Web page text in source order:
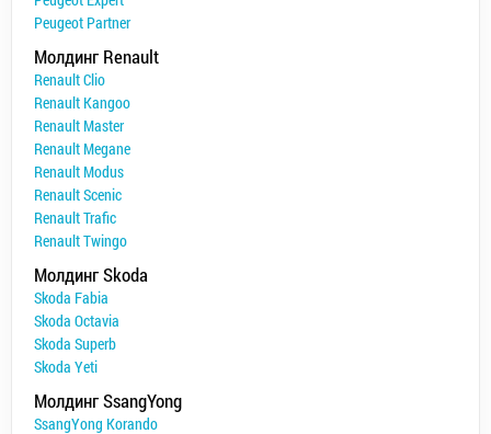
Peugeot Partner
Молдинг Renault
Renault Clio
Renault Kangoo
Renault Master
Renault Megane
Renault Modus
Renault Scenic
Renault Trafic
Renault Twingo
Молдинг Skoda
Skoda Fabia
Skoda Octavia
Skoda Superb
Skoda Yeti
Молдинг SsangYong
SsangYong Korando